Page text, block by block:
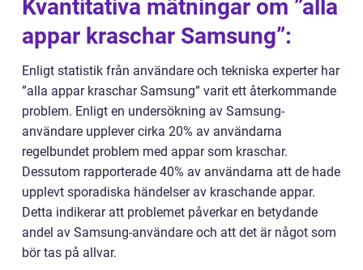
Kvantitativa mätningar om ”alla
appar kraschar Samsung”:
Enligt statistik från användare och tekniska experter har
”alla appar kraschar Samsung” varit ett återkommande
problem. Enligt en undersökning av Samsung-
användare upplever cirka 20% av användarna
regelbundet problem med appar som kraschar.
Dessutom rapporterade 40% av användarna att de hade
upplevt sporadiska händelser av kraschande appar.
Detta indikerar att problemet påverkar en betydande
andel av Samsung-användare och att det är något som
bör tas på allvar.